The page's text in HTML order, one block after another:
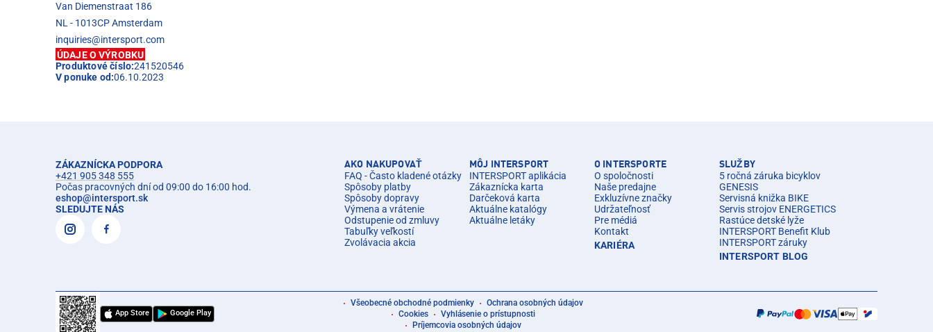
Van Diemenstraat 186
NL - 1013CP Amsterdam
inquiries@intersport.com
ÚDAJE O VÝROBKU
Produktové číslo:241520546
V ponuke od:06.10.2023
ZÁKAZNÍCKA PODPORA
+421 905 348 555
Počas pracovných dní od 09:00 do 16:00 hod.
eshop@intersport.sk
SLEDUJTE NÁS
AKO NAKUPOVAŤ
FAQ - Často kladené otázky
Spôsoby platby
Spôsoby dopravy
Výmena a vrátenie
Odstupenie od zmluvy
Tabuľky veľkostí
Zvolávacia akcia
MÔJ INTERSPORT
INTERSPORT aplikácia
Zákaznícka karta
Darčeková karta
Aktuálne katalógy
Aktuálne letáky
O INTERSPORTE
O spoločnosti
Naše predajne
Exkluzívne značky
Udržateľnosť
Pre médiá
Kontakt
KARIÉRA
SLUŽBY
5 ročná záruka bicyklov
GENESIS
Servisná knižka BIKE
Servis strojov ENERGETICS
Rastúce detské lyže
INTERSPORT Benefit Klub
INTERSPORT záruky
INTERSPORT BLOG
App Store Google Play
Všeobecné obchodné podmienky
Ochrana osobných údajov
Cookies
Vyhlásenie o prístupnosti
Príjemcovia osobných údajov